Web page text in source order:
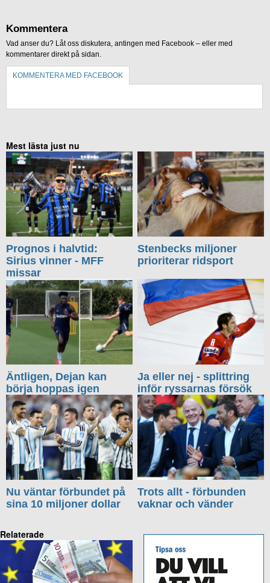
Kommentera
Vad anser du? Låt oss diskutera, antingen med Facebook – eller med
kommentarer direkt på sidan.
KOMMENTERA MED FACEBOOK
Mest lästa just nu
Prognos i halvtid:
Sirius vinner - MFF
missar
Stenbecks miljoner
prioriterar ridsport
Äntligen, Dejan kan
börja hoppas igen
Ja eller nej - splittring
inför ryssarnas försök
Nu väntar förbundet på
sina 10 miljoner dollar
Trots allt - förbunden
vaknar och vänder
Relaterade